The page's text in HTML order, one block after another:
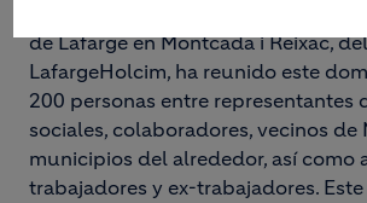
de Lafarge en Montcada i Reixac,
LafargeHolcim, ha reunido este
200 personas entre representantes
sociales, colaboradores, vecinos de
municipios del alrededor, así como
trabajadores y ex-trabajadores.